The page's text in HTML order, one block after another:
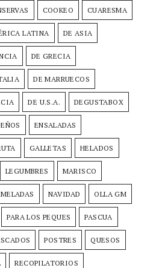
COOKEO CUARESMA
LATINA DE ASIA
DE GRECIA
DE MARRUECOS
DE U.S.A. DEGUSTABOX
ENSALADAS
GALLETAS HELADOS
LEGUMBRES MARISCO
NAVIDAD OLLA GM
PARA LOS PEQUES PASCUA
POSTRES QUESOS
RECOPILATORIOS